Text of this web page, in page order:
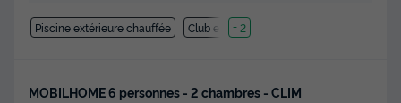
Piscine extérieure chauffée Club enfant
+ 2
MOBILHOME 6 personnes - 2 chambres - CLIM